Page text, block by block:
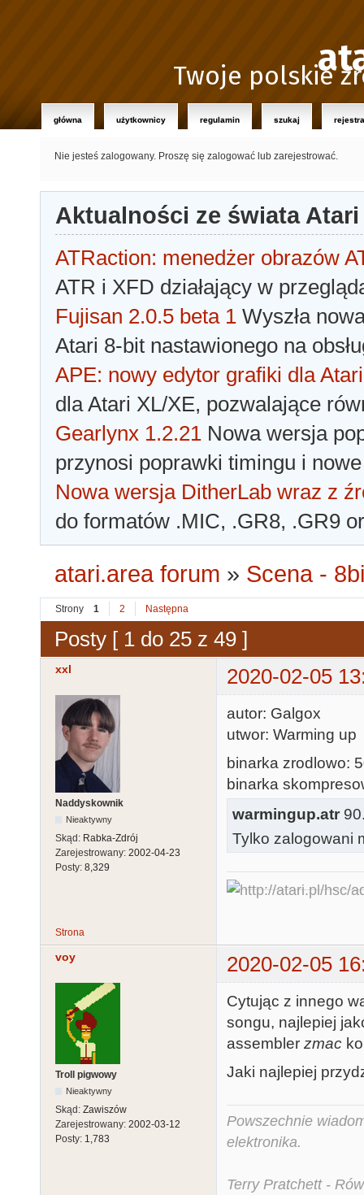
Twoje polskie
główna użytkownicy regulamin szukaj
Nie jesteś zalogowany. Proszę się zalogować lub zarejestrować.
Aktualności ze świata Atari
ATRaction: menedżer obrazów
ATR i XFD działający w
Fujisan 2.0.5 beta 1 Wyszła
Atari 8-bit nastawionego na
APE: nowy edytor grafiki dla Atari
dla Atari XL/XE, pozwalające
Gearlynx 1.2.21 Nowa wersja
przynosi poprawki timingu i
Nowa wersja DitherLab wraz z
do formatów .MIC, .GR8, .GR9
atari.area forum » Scena -
Strony 1 2 Następna
Posty [ 1 do 25 z 49 ]
xxl 2020-02-05
Naddyskownik
Nieaktywny
Skąd: Rabka-Zdrój
Zarejestrowany: 2002-04-23
Posty: 8,329
autor: Galgox
utwor: Warming up
binarka zrodlowo:
binarka
warmingup.atr
Tylko zalogowani
Strona
voy 2020-02-05
Troll pigwowy
Nieaktywny
Skąd: Zawiszów
Zarejestrowany: 2002-03-12
Posty: 1,783
Cytując z innego
songu, najlepiej
assembler zmac
Jaki najlepiej
Powszechnie
elektronika.
Terry Pratchett -